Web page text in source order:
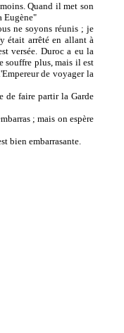
Quand il met son
Eugène"
ne soyons réunis ; je
était arrêté en allant à
versée. Duroc a eu la
souffre plus, mais il est
de voyager la
de faire partir la Garde
; mais on espère
bien embarrasante.